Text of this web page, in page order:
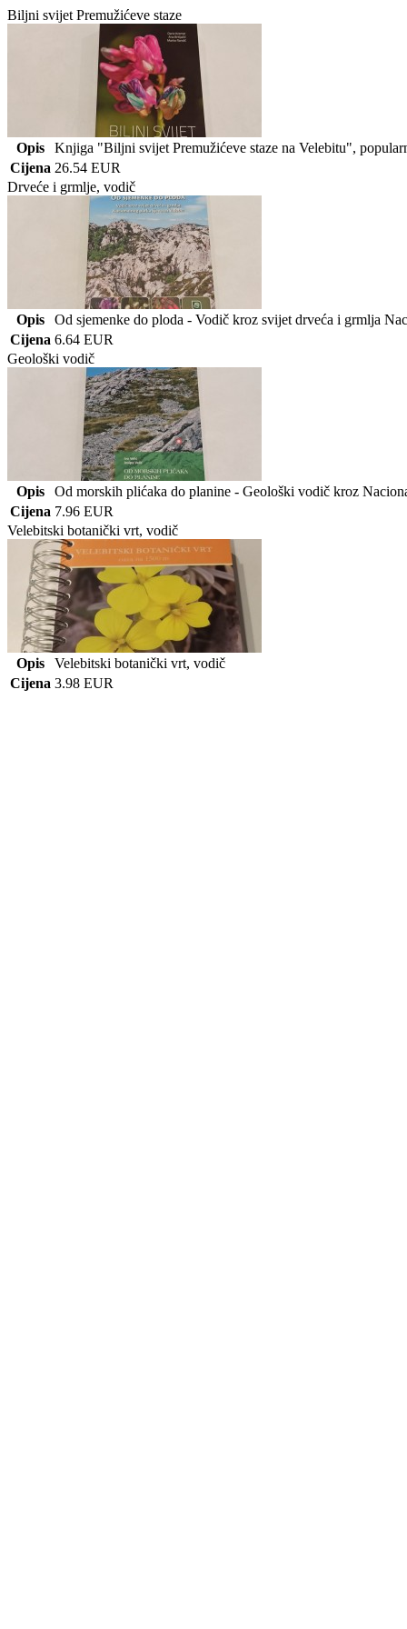
Biljni svijet Premužićeve staze
Opis
Knjiga "Biljni svijet Premužićeve staze na Velebitu",
Cijena 26.54 EUR
Drveće i grmlje, vodič
Opis
Od sjemenke do ploda - Vodič kroz svijet drveća i grmlja
Cijena 6.64 EUR
Geološki vodič
Opis
Od morskih plićaka do planine - Geološki vodič kroz
Cijena 7.96 EUR
Velebitski botanički vrt, vodič
Opis
Velebitski botanički vrt, vodič
Cijena 3.98 EUR